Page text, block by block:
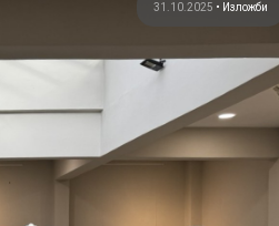
31.10.2025 • Изложби